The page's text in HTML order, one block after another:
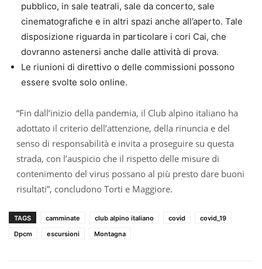
pubblico, in sale teatrali, sale da concerto, sale
cinematografiche e in altri spazi anche all’aperto. Tale
disposizione riguarda in particolare i cori Cai, che
dovranno astenersi anche dalle attività di prova.
Le riunioni di direttivo o delle commissioni possono
essere svolte solo online.
“Fin dall’inizio della pandemia, il Club alpino italiano ha
adottato il criterio dell’attenzione, della rinuncia e del
senso di responsabilità e invita a proseguire su questa
strada, con l’auspicio che il rispetto delle misure di
contenimento del virus possano al più presto dare buoni
risultati”, concludono Torti e Maggiore.
TAGS camminate club alpino italiano covid
covid_19
Dpcm
escursioni Montagna